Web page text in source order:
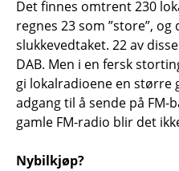
Det finnes omtrent 230
regnes 23 som ”store”,
slukkevedtaket. 22 av
DAB. Men i en fersk
gi lokalradioene en
adgang til å sende på FM-
gamle FM-radio blir det
Nybilkjøp?